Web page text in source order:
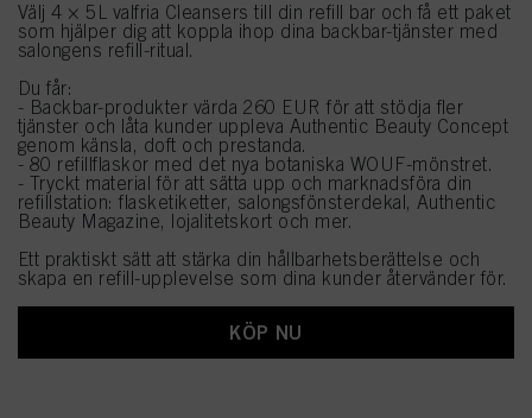
Välj 4 × 5L valfria Cleansers till din refill bar och få ett paket
som hjälper dig att koppla ihop dina backbar-tjänster med
salongens refill-ritual.
Du får:
- Backbar-produkter värda 260 EUR för att stödja fler
tjänster och låta kunder uppleva Authentic Beauty Concept
genom känsla, doft och prestanda.
- 80 refillflaskor med det nya botaniska WOUF-mönstret.
- Tryckt material för att sätta upp och marknadsföra din
refillstation: flasketiketter, salongsfönsterdekal, Authentic
Beauty Magazine, lojalitetskort och mer.
Ett praktiskt sätt att stärka din hållbarhetsberättelse och
skapa en refill-upplevelse som dina kunder återvänder för.
KÖP NU